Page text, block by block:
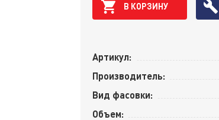
В КОРЗИНУ
Артикул:
Производитель:
Вид фасовки:
Объем: